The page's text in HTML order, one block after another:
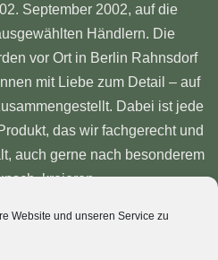
Website und unseren Service zu
September 2002, auf die
Händlern. Die
vor Ort in Berlin Rahnsdorf
mit Liebe zum Detail – auf
Dabei ist jede
das wir fachgerecht und
auch gerne nach besonderem
kreieren.
UNS AUF